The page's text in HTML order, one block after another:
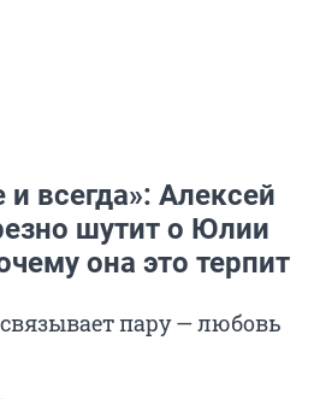
всегда»: Алексей
шутит о Юлии
она это терпит
пару — любовь